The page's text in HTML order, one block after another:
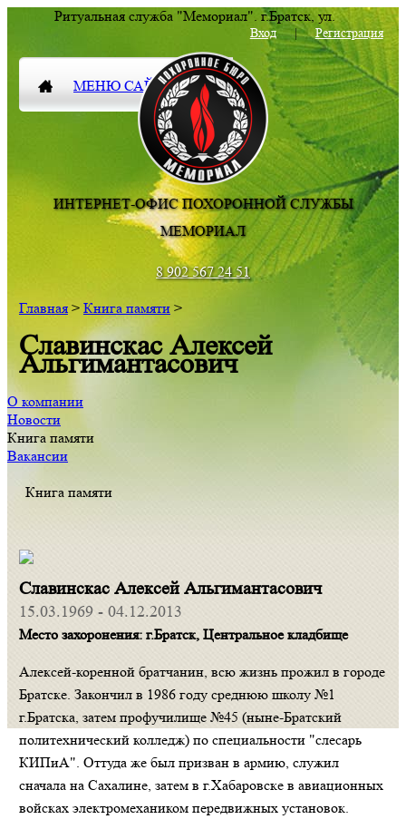
Ритуальная служба "Мемориал". г.Братск,ул.
Комсомольская 83Вход|Регистрация
МЕНЮ САЙТА
ИНТЕРНЕТ-ОФИС ПОХОРОННОЙ СЛУЖБЫ
МЕМОРИАЛ
8 902 567 24 51
Главная> Книга памяти>
Славинскас Алексей
Альгимантасович
О компании
Новости
Книга памяти
Вакансии
Книга памяти
Славинскас Алексей Альгимантасович
15.03.1969 - 04.12.2013
Место захоронения: г.Братск, Центральное кладбище
Алексей-коренной братчанин, всю жизнь прожил в городе
Братске. Закончил в 1986 году среднюю школу №1
г.Братска, затем профучилище №45 (ныне-Братский
политехнический колледж) по специальности "слесарь
КИПиА". Оттуда же был призван в армию, служил
сначала на Сахалине, затем в г.Хабаровске в авиационных
войсках электромехаником передвижных установок.